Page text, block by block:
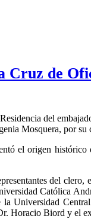
Cruz de
del
Mosquera, por
el origen
del
Católica
la Universidad
Horacio Biord y el